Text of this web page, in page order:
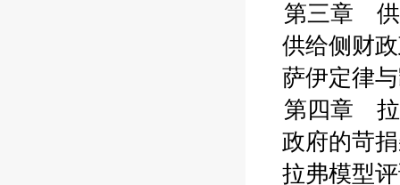
第三章 供
供给侧财政
萨伊定律与
第四章 拉
政府的苛捐
拉弗模型评